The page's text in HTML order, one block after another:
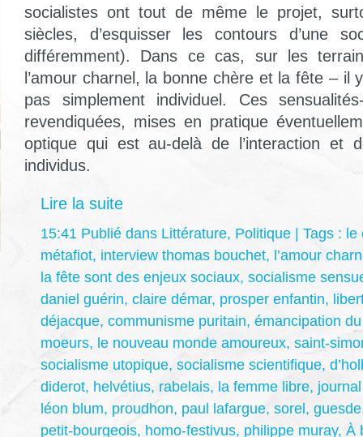
socialistes ont tout de même le projet,
siècles, d’esquisser les contours d’une
différemment). Dans ce cas, sur les
l’amour charnel, la bonne chère et la fête – il
pas simplement individuel. Ces
revendiquées, mises en pratique
optique qui est au-delà de l’interaction et
individus.
Lire la suite
15:41 Publié dans Littérature, Politique | Tags : le
métafiot, interview thomas bouchet, l’amour
la fête sont des enjeux sociaux, socialisme
daniel guérin, claire démar, prosper enfantin,
déjacque, communisme puritain, émancipation
moeurs, le nouveau monde amoureux, saint-
socialisme utopique, socialisme scientifique,
diderot, helvétius, rabelais, la femme libre,
léon blum, proudhon, paul lafargue, sorel, guesde
petit-bourgeois, homo-festivus, philippe muray, À